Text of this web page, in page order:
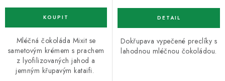
Mléčná čokoláda Mixit se
sametovým krémem s prachem
z lyofilizovaných jahod a
jemným křupavým kataifi.
Dokřupava vypečené preclíky s
lahodnou mléčnou čokoládou.